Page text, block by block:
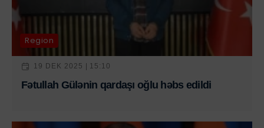
Region
19 DEK 2025 | 15:10
Fətullah Gülənin qardaşı oğlu həbs edildi